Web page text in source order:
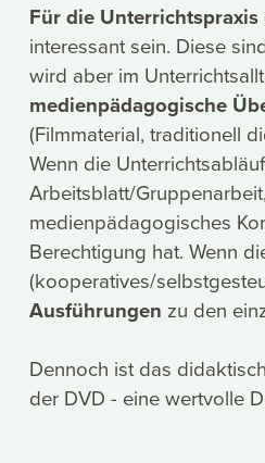
Für die Unterrichtspraxis
interessant sein. Diese
wird aber im
medienpädagogische
(Filmmaterial, traditionell
Wenn die
Arbeitsblatt/
medienpädagogisches
Berechtigung hat. Wenn
(kooperatives/
Ausführungen zu den
Dennoch ist das
der DVD - eine wertvolle